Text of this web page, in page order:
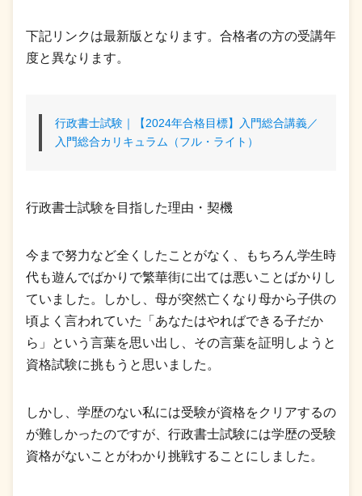
下記リンクは最新版となります。合格者の方の受講年
度と異なります。
行政書士試験｜【2024年合格目標】入門総合講義／
入門総合カリキュラム（フル・ライト）
行政書士試験を目指した理由・契機
今まで努力など全くしたことがなく、もちろん学生時
代も遊んでばかりで繁華街に出ては悪いことばかりし
ていました。しかし、母が突然亡くなり母から子供の
頃よく言われていた「あなたはやればできる子だか
ら」という言葉を思い出し、その言葉を証明しようと
資格試験に挑もうと思いました。
しかし、学歴のない私には受験が資格をクリアするの
が難しかったのですが、行政書士試験には学歴の受験
資格がないことがわかり挑戦することにしました。